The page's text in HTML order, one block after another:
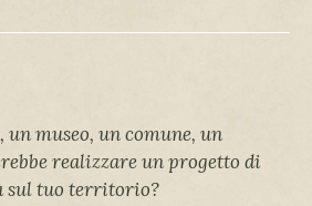
un museo, un comune, un
realizzare un progetto di
sul tuo territorio?